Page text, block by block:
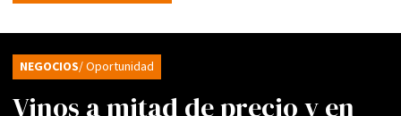
Vinos a mitad de precio y en
NEGOCIOS/ Oportunidad